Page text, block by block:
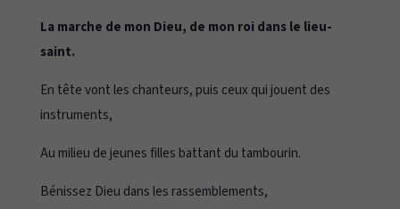
La marche de mon Dieu, de mon roi dans le lieu-
saint.
En tête vont les chanteurs, puis ceux qui jouent des
instruments,
Au milieu de jeunes filles battant du tambourin.
Bénissez Dieu dans les rassemblements,